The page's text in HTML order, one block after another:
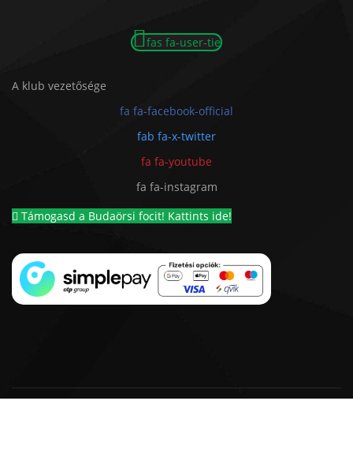
fas fa-user-tie
A klub vezetősége
fa fa-facebook-official
fab fa-x-twitter
fa fa-youtube
fa fa-instagram
Támogasd a Budaörsi focit! Kattints ide!